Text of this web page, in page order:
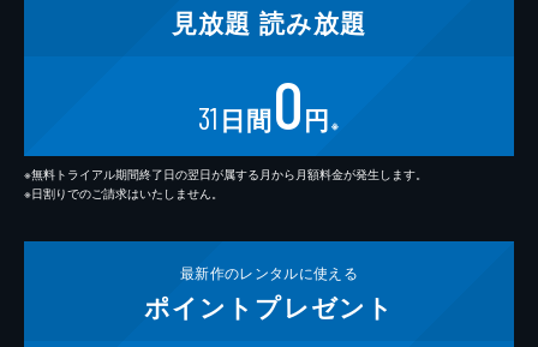
見放題 読み放題
31 日間0円 ※
※無料トライアル期間終了日の翌日が属する月から月額料金が発生します。
※日割りでのご請求はいたしません。
最新作のレンタルに使える
ポイント プレゼント